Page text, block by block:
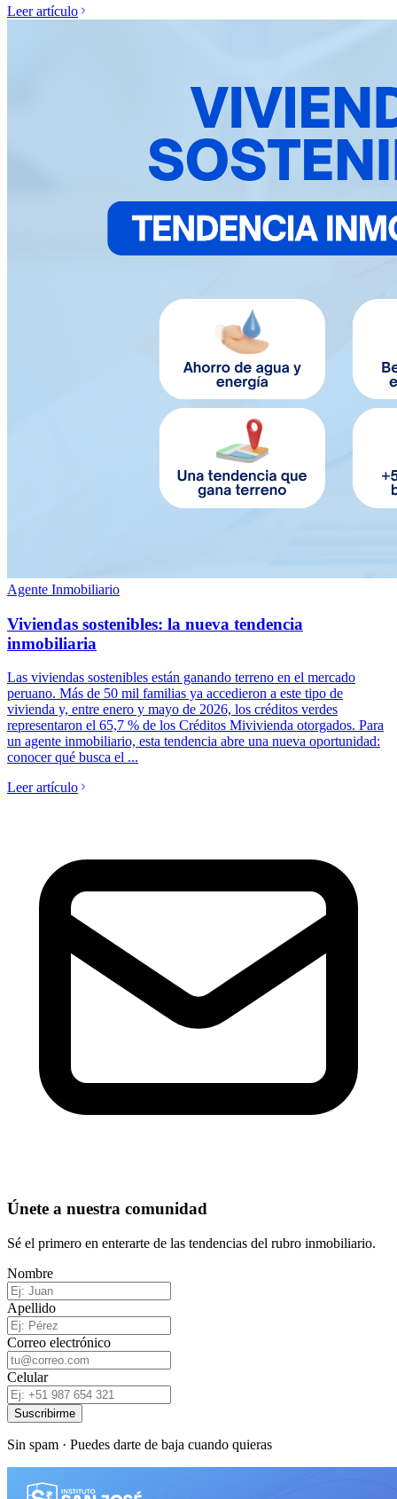
Leer artículo
Agente Inmobiliario
Viviendas sostenibles: la nueva tendencia
inmobiliaria
Las viviendas sostenibles están ganando terreno en el mercado
peruano. Más de 50 mil familias ya accedieron a este tipo de
vivienda y, entre enero y mayo de 2026, los créditos verdes
representaron el 65,7 % de los Créditos Mivivienda otorgados. Para
un agente inmobiliario, esta tendencia abre una nueva oportunidad:
conocer qué busca el ...
Leer artículo
Únete a nuestra comunidad
Sé el primero en enterarte de las tendencias del rubro inmobiliario.
Nombre
Apellido
Correo electrónico
Celular
Suscribirme
Sin spam · Puedes darte de baja cuando quieras